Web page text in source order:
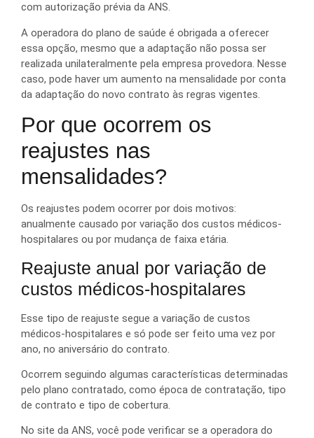
com autorização prévia da ANS.
A operadora do plano de saúde é obrigada a oferecer
essa opção, mesmo que a adaptação não possa ser
realizada unilateralmente pela empresa provedora. Nesse
caso, pode haver um aumento na mensalidade por conta
da adaptação do novo contrato às regras vigentes.
Por que ocorrem os
reajustes nas
mensalidades?
Os reajustes podem ocorrer por dois motivos:
anualmente causado por variação dos custos médicos-
hospitalares ou por mudança de faixa etária.
Reajuste anual por variação de
custos médicos-hospitalares
Esse tipo de reajuste segue a variação de custos
médicos-hospitalares e só pode ser feito uma vez por
ano, no aniversário do contrato.
Ocorrem seguindo algumas características determinadas
pelo plano contratado, como época de contratação, tipo
de contrato e tipo de cobertura.
No site da ANS, você pode verificar se a operadora do